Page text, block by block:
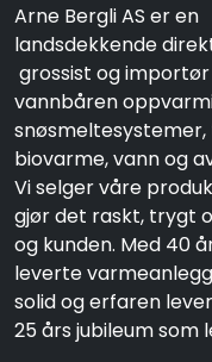
Arne Bergli AS er en
landsdekkende
grossist og
vannbåren
biovarme, vann og
Vi selger våre
gjør det raskt, trygt
og kunden. Med 40
leverte
solid og erfaren
25 års jubileum som